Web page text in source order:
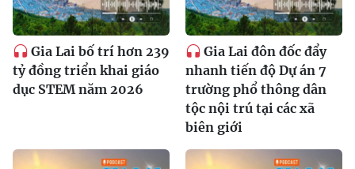
Gia Lai bố trí hơn 239
tỷ đồng triển khai giáo
dục STEM năm 2026
Gia Lai đôn đốc đẩy
nhanh tiến độ Dự án 7
trường phổ thông dân
tộc nội trú tại các xã
biên giới